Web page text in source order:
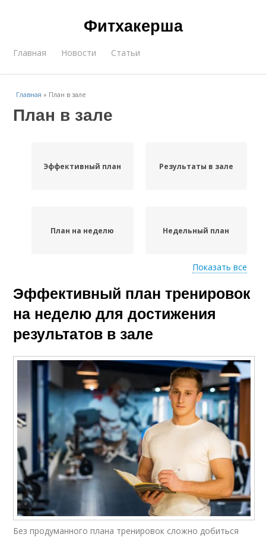
Фитхакерша
Главная Новости Статьи
Главная » План в зале
План в зале
Эффективный план Результаты в зале
План на неделю Недельный план
Тренировочный план Тренировки в плане
Показать все
Эффективный план тренировок
на неделю для достижения
результатов в зале
Без продуманного плана тренировок сложно добиться